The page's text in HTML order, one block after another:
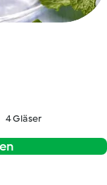
4 Gläser